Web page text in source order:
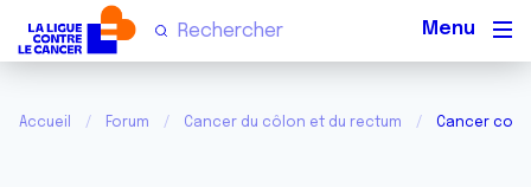
Accueil Forum Cancer du côlon et du rectum Cancer